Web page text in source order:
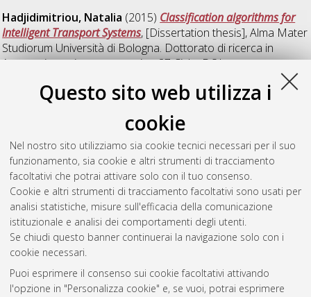
Questo sito web utilizza i
cookie
Nel nostro sito utilizziamo sia cookie tecnici necessari per il suo
funzionamento, sia cookie e altri strumenti di tracciamento
facoltativi che potrai attivare solo con il tuo consenso.
Cookie e altri strumenti di tracciamento facoltativi sono usati per
analisi statistiche, misure sull'efficacia della comunicazione
istituzionale e analisi dei comportamenti degli utenti.
Se chiudi questo banner continuerai la navigazione solo con i
cookie necessari.
Puoi esprimere il consenso sui cookie facoltativi attivando
l'opzione in "Personalizza cookie" e, se vuoi, potrai esprimere
Hadjidimitriou, Natalia (2015) Classification algorithms for
Intelligent Transport Systems, [Dissertation thesis], Alma Mater
Studiorum Università di Bologna. Dottorato di ricerca in
Automatica e ricerca operativa, 27 Ciclo. DOI
Novellani, Stefano(2015)Models and Algorihtm for the
Optimization of Real-World Routing and Logistics Problems
[Dissertation thesis], Alma Mater Studiorum Università di
Bologna. Dottorato di ricerca inAutomatica e ricerca
operativa, 27 Ciclo. DOI 10.6092/unibo/amsdottorato/7112.
Questa lista e' stata generata ilSat Aug 8 20:36:32 2026
Atom
Rss 1.0